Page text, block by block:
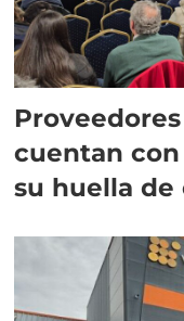
cuentan
su huella de